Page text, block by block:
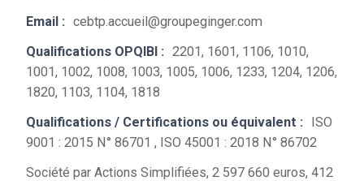
Email : cebtp.accueil@groupeginger.com
Qualifications OPQIBI : 2201, 1601, 1106, 1010,
1001, 1002, 1008, 1003, 1005, 1006, 1233, 1204, 1206,
1820, 1103, 1104, 1818
Qualifications / Certifications ou équivalent : ISO
9001 : 2015 N° 86701 , ISO 45001 : 2018 N° 86702
Société par Actions Simplifiées, 2 597 660 euros, 412